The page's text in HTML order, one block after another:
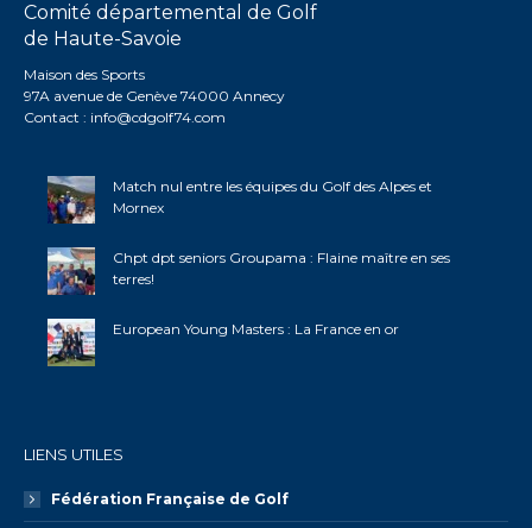
Comité départemental de Golf
de Haute-Savoie
Maison des Sports
97A avenue de Genève 74000 Annecy
Contact : info@cdgolf74.com
Match nul entre les équipes du Golf des Alpes et
Mornex
Chpt dpt seniors Groupama : Flaine maître en ses
terres!
European Young Masters : La France en or
LIENS UTILES
Fédération Française de Golf